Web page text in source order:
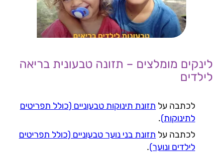
לינקים מומלצים – תזונה טבעונית בריאה
לילדים
לכתבה על תזונת תינוקות טבעוניים (כולל תפריטים
לתינוקות).
לכתבה על תזונת בני נוער טבעוניים (כולל תפריטים
לילדים ונוער).